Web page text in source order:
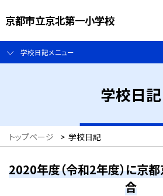
京都市立京北第一小学校
学校日記メニュー
学校日記
トップページ > 学校日記
2020年度（令和2年度）に京
合